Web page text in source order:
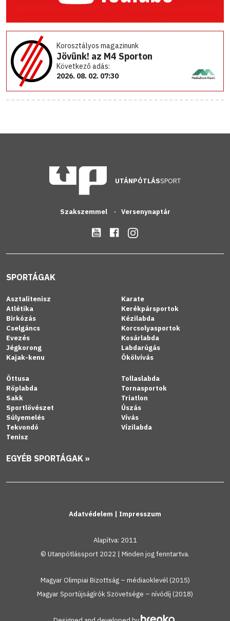
Korosztályos magazinunk
Jövünk! az M4 Sporton
Következő adás:
2026. 08. 02. 07:30
UTÁNPÓTLÁSSPORT
Szakszemmel Versenynaptár
SPORTÁGAK
Asztalitenisz
Atlétika
Birkózás
Cselgáncs
Evezés
Jégkorong
Kajak-kenu
Karate
Kerékpársportok
Kézilabda
Korcsolyasportok
Kosárlabda
Labdarúgás
Ökölvívás
Öttusa
Röplabda
Sakk
Sportlövészet
Súlyemelés
Tekvondó
Tenisz
Tollaslabda
Tornasportok
Triatlon
Úszás
Vívás
Vízilabda
EGYÉB SPORTÁGAK »
Adatvédelem | Impresszum
Alapítva: 2011
© Utanpótlássport 2022 | Minden jog fenntartva.
Magyar Olimpiai Bizottság – médiaoklevél (2015)
Magyar Sportújságírók Szövetsége – nívódíj (2018)